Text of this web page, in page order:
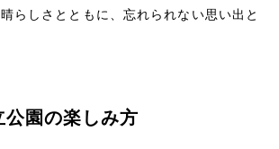
らしさとともに、忘れられない思い出と
園の楽しみ方